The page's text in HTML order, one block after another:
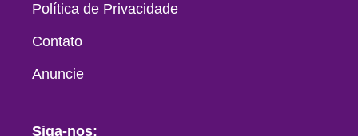
Política de Privacidade
Contato
Anuncie
Siga-nos: